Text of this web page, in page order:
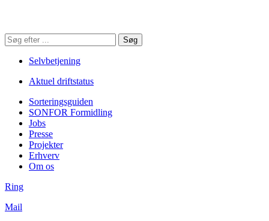
Søg
på
hjemmesiden
Søg
Selvbetjening
Aktuel driftstatus
Sorteringsguiden
SONFOR Formidling
Jobs
Presse
Projekter
Erhverv
Om os
Ring
Mail